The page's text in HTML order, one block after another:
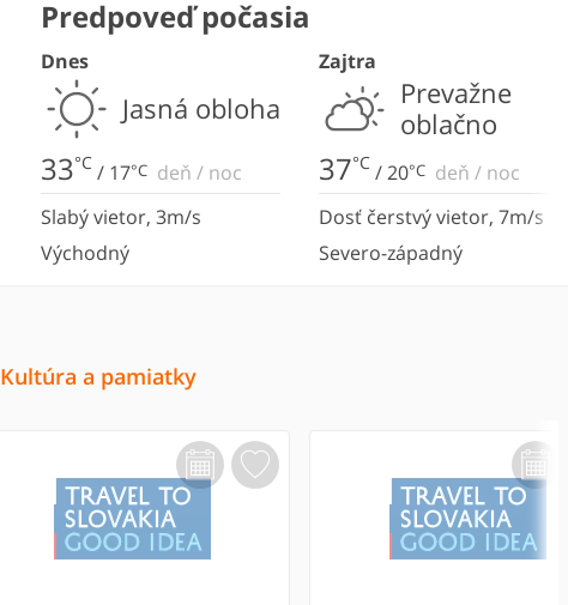
Predpoveď počasia
Dnes
Jasná obloha
33°C / 17°C deň / noc
Slabý vietor, 3m/s
Východný
Zajtra
Prevažne
oblačno
37°C /20°C deň / noc
Dosť čerstvý vietor, 7m/s
Severo-západný
Kultúra a pamiatky